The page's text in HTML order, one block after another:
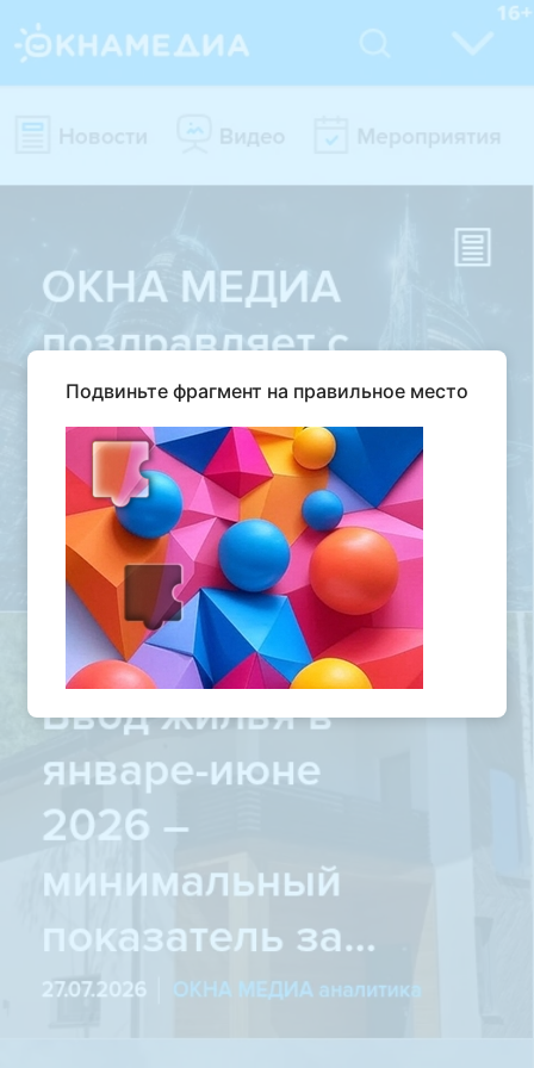
Подвиньте фрагмент на правильное место